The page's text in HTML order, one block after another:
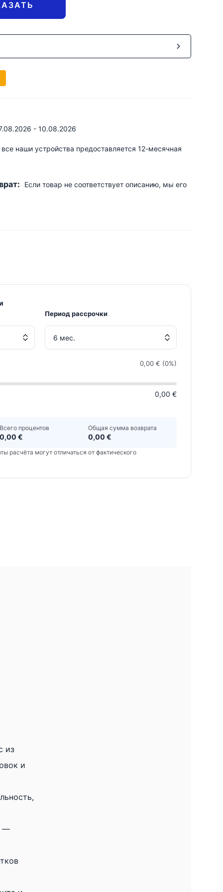
- 10.08.2026
наши устройства предоставляется 12-месячная
Если товар не соответствует описанию, мы его
Период рассрочки
0,00 € (0%)
0,00 €
Всего процентов
0,00 €
Общая сумма возврата
0,00 €
расчёта могут отличаться от фактического
из
и
—